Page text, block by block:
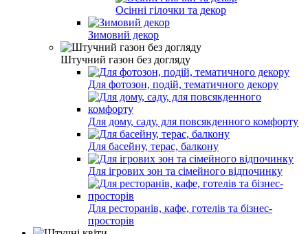
Осінні гілочки та декор
Зимовий декор
Штучний газон без догляду
Для фотозон, подій, тематичного декору
Для дому, саду, для повсякденного комфорту
Для басейну, терас, балкону
Для ігрових зон та сімейного відпочинку
Для ресторанів, кафе, готелів та бізнес-
просторів